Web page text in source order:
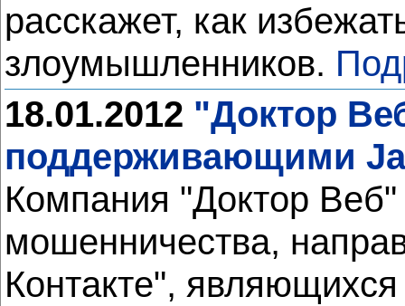
расскажет, как
злоумышленников.
18.01.2012 "Доктор
поддерживающими
Компания "Доктор
мошенничества,
Контакте",